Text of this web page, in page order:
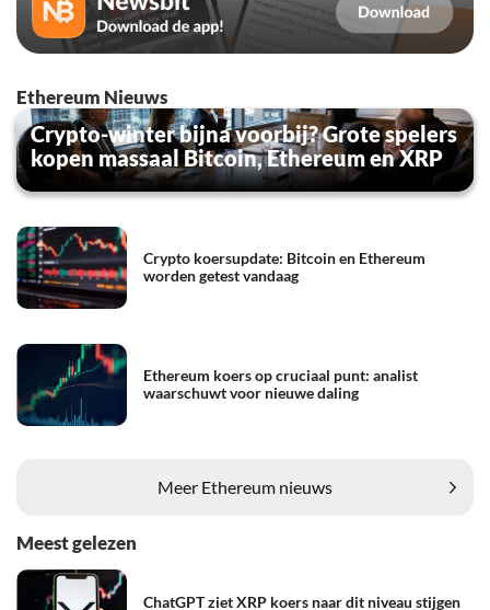
Ethereum Nieuws
Crypto-winter bijna voorbij? Grote spelers
kopen massaal Bitcoin, Ethereum en XRP
Crypto koersupdate: Bitcoin en Ethereum
worden getest vandaag
Ethereum koers op cruciaal punt: analist
waarschuwt voor nieuwe daling
Meer Ethereum nieuws
Meest gelezen
ChatGPT ziet XRP koers naar dit niveau stijgen